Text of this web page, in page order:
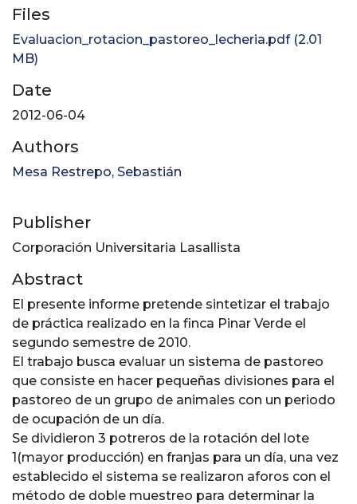
Files
Evaluacion_rotacion_pastoreo_lecheria.pdf(2.01
MB)
Date
2012-06-04
Authors
Mesa Restrepo, Sebastián
Publisher
Corporación Universitaria Lasallista
Abstract
El presente informe pretende sintetizar el trabajo
de práctica realizado en la finca Pinar Verde el
segundo semestre de 2010.
El trabajo busca evaluar un sistema de pastoreo
que consiste en hacer pequeñas divisiones para el
pastoreo de un grupo de animales con un periodo
de ocupación de un día.
Se dividieron 3 potreros de la rotación del lote
1(mayor producción) en franjas para un día, una vez
establecido el sistema se realizaron aforos con el
método de doble muestreo para determinar la